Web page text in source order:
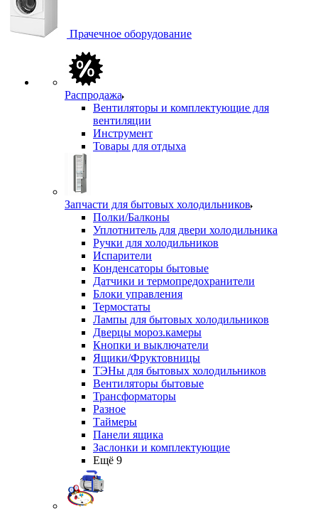
Прачечное оборудование
Распродажа
Вентиляторы и комплектующие для
вентиляции
Инструмент
Товары для отдыха
Запчасти для бытовых холодильников
Полки/Балконы
Уплотнитель для двери холодильника
Ручки для холодильников
Испарители
Конденсаторы бытовые
Датчики и термопредохранители
Блоки управления
Термостаты
Лампы для бытовых холодильников
Дверцы мороз.камеры
Кнопки и выключатели
Ящики/Фруктовницы
ТЭНы для бытовых холодильников
Вентиляторы бытовые
Трансформаторы
Разное
Таймеры
Панели ящика
Заслонки и комплектующие
Ещё 9